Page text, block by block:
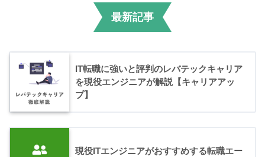
最新記事
IT転職に強いと評判のレバテックキャリア
を現役エンジニアが解説【キャリアアッ
プ】
現役ITエンジニアがおすすめする転職エー